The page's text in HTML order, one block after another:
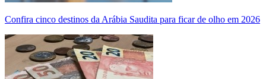
Confira cinco destinos da Arábia Saudita para ficar de olho em 2026